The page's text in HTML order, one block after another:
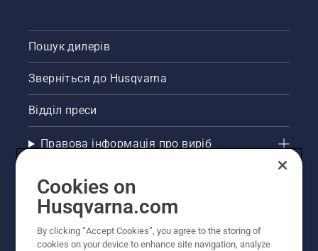
Пошук дилерів
Зверніться до Husqvarna
Відділ преси
Правова інформація про виріб
Інші сайти Husqvarna
Рекомендовані інтернет-магазини
Cookies on
Husqvarna.com
By clicking “Accept Cookies”, you agree to the storing of
cookies on your device to enhance site navigation, analyze